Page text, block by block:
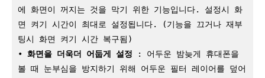
에 화면이 꺼지는 것을 막기 위한 기능입니다. 설정시 화
면 켜기 시간이 최대로 설정됩니다. (기능을 끄거나 재부
팅시 화면 켜기 시간 복구됨)
• 화면을 더욱더 어둡게 설정 : 어두운 밤늦게 휴대폰을
볼 때 눈부심을 방지하기 위해 어두운 필터 레이어를 덮어